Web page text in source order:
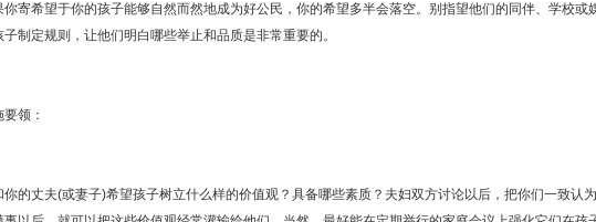
寄希望于你的孩子能够自然而然地成为好公民，你的希望多半会落空。别指望他们的同伴、学校或
子制定规则，让他们明白哪些举止和品质是非常重要的。
领：
的丈夫(或妻子)希望孩子树立什么样的价值观？具备哪些素质？夫妇双方讨论以后，把你们一致认